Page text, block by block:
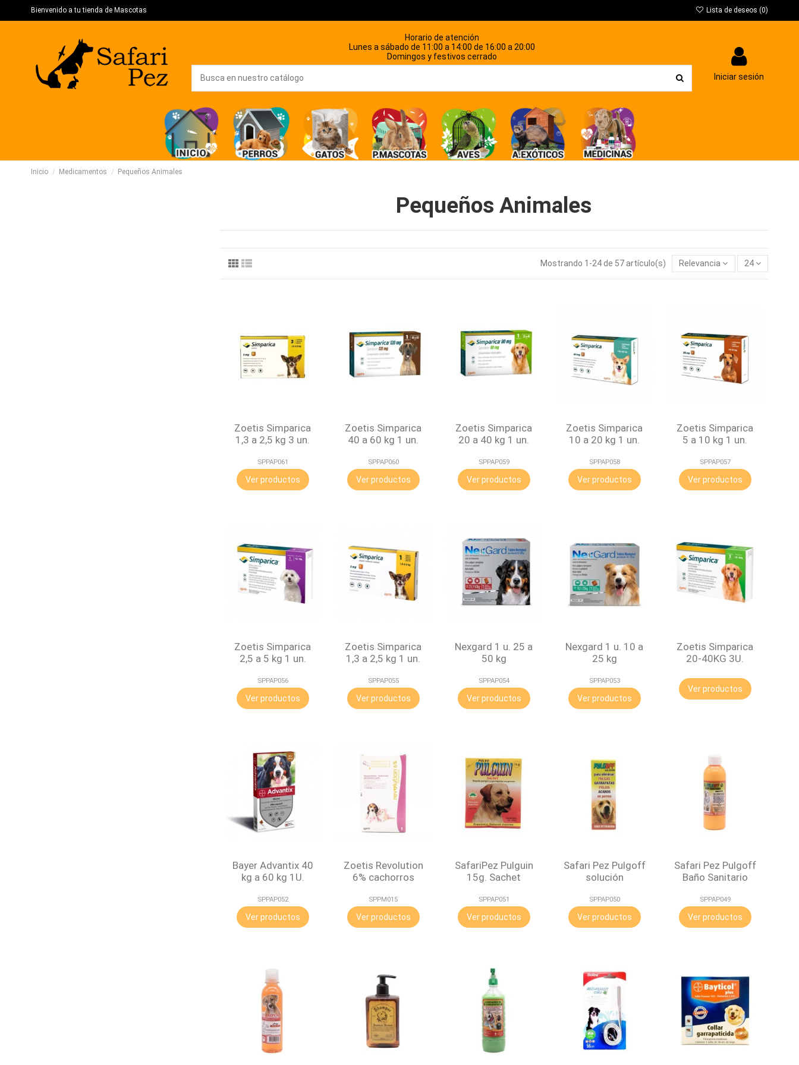
Bienvenido a tu tienda de Mascotas Lista de deseos (0)
Horario de atención
Lunes a sábado de 11:00 a 14:00 de 16:00 a 20:00
Domingos y festivos cerrado
Iniciar sesión
Inicio Medicamentos Pequeños Animales
Pequeños Animales
Mostrando 1-24 de 57 artículo(s) Relevancia 24
Zoetis Simparica
1,3 a 2,5 kg 3 un.
SPPAP061
Ver productos
Zoetis Simparica
40 a 60 kg 1 un.
SPPAP060
Ver productos
Zoetis Simparica
20 a 40 kg 1 un.
SPPAP059
Ver productos
Zoetis Simparica
10 a 20 kg 1 un.
SPPAP058
Ver productos
Zoetis Simparica
5 a 10 kg 1 un.
SPPAP057
Ver productos
Zoetis Simparica
2,5 a 5 kg 1 un.
SPPAP056
Ver productos
Zoetis Simparica
1,3 a 2,5 kg 1 un.
SPPAP055
Ver productos
Nexgard 1 u. 25 a
50 kg
SPPAP054
Ver productos
Nexgard 1 u. 10 a
25 kg
SPPAP053
Ver productos
Zoetis Simparica
20-40KG 3U.
Ver productos
Bayer Advantix 40
kg a 60 kg 1U.
SPPAP052
Ver productos
Zoetis Revolution
6% cachorros
SPPM015
Ver productos
SafariPez Pulguin
15g. Sachet
SPPAP051
Ver productos
Safari Pez Pulgoff
solución
SPPAP050
Ver productos
Safari Pez Pulgoff
Baño Sanitario
SPPAP049
Ver productos